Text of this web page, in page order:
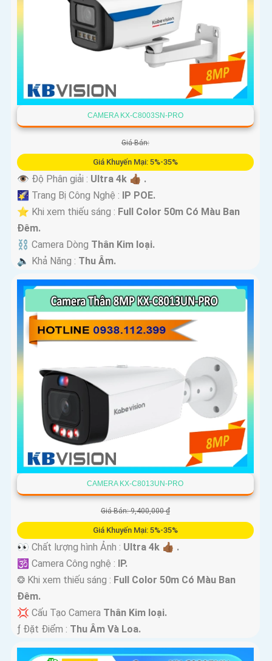
CAMERA KX-C8003SN-PRO
Giá Bán:
Giá Khuyến Mại: 5%-35%
👁 Độ Phân giải : Ultra 4k 👍🏾 .
🌠 Trang Bị Công Nghệ : IP POE.
⭐ Khi xem thiếu sáng : Full Color 50m Có Màu Ban
Ðêm.
⛓ Camera Dòng Thân Kim loại.
️🔈 Khả Năng : Thu Âm.
CAMERA KX-C8013UN-PRO
Giá Bán: 9,400,000 ₫
Giá Khuyến Mại: 5%-35%
️
👀 Chất lượng hình Ảnh : Ultra 4k 👍🏾 .
🕉️ Camera Công nghệ : IP.
❂ Khi xem thiếu sáng : Full Color 50m Có Màu Ban
Ðêm.
💢 Cấu Tạo Camera Thân Kim loại.
️ƒ Đặt Điểm : Thu Âm Và Loa.